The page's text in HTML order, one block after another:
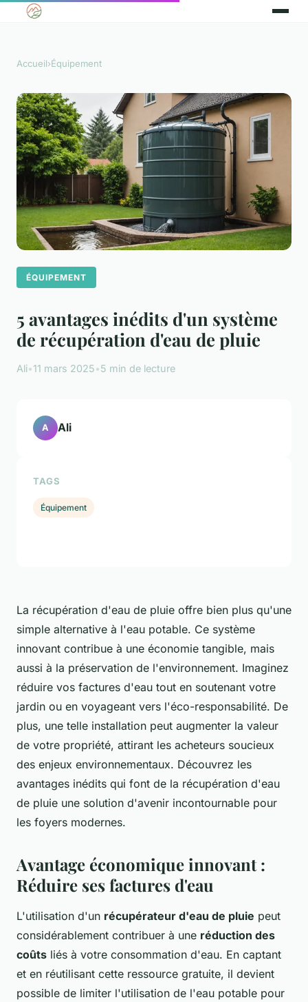
Accueil›Équipement
ÉQUIPEMENT
5 avantages inédits d'un système
de récupération d'eau de pluie
Ali•11 mars 2025•5 min de lecture
La récupération d'eau de pluie offre bien plus qu'une
simple alternative à l'eau potable. Ce système
innovant contribue à une économie tangible, mais
aussi à la préservation de l'environnement. Imaginez
réduire vos factures d'eau tout en soutenant votre
jardin ou en voyageant vers l'éco-responsabilité. De
plus, une telle installation peut augmenter la valeur
de votre propriété, attirant les acheteurs soucieux
des enjeux environnementaux. Découvrez les
avantages inédits qui font de la récupération d'eau
de pluie une solution d'avenir incontournable pour
les foyers modernes.
Avantage économique innovant :
Réduire ses factures d'eau
L'utilisation d'un récupérateur d'eau de pluie peut
considérablement contribuer à une réduction des
coûts liés à votre consommation d'eau. En captant
et en réutilisant cette ressource gratuite, il devient
possible de limiter l'utilisation de l'eau potable pour
A Ali
TAGS
Équipement